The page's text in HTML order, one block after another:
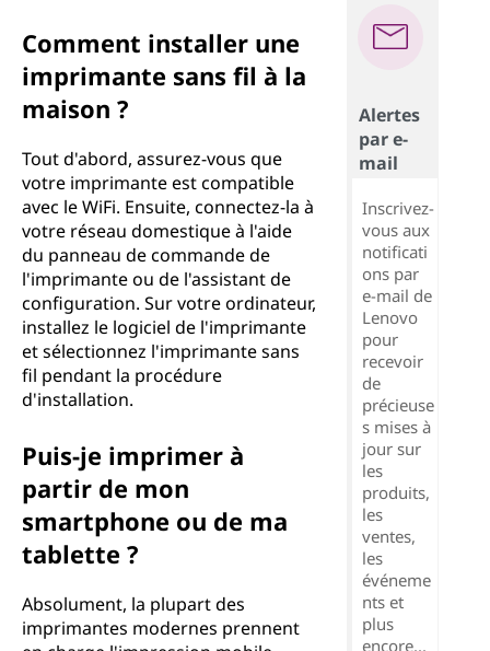
Comment installer une
imprimante sans fil à la
maison ?
Tout d'abord, assurez-vous que
votre imprimante est compatible
avec le WiFi. Ensuite, connectez-la à
votre réseau domestique à l'aide
du panneau de commande de
l'imprimante ou de l'assistant de
configuration. Sur votre ordinateur,
installez le logiciel de l'imprimante
et sélectionnez l'imprimante sans
fil pendant la procédure
d'installation.
Puis-je imprimer à
partir de mon
smartphone ou de ma
tablette ?
Absolument, la plupart des
imprimantes modernes prennent
Alertes
par e-
mail
Inscrivez-
vous aux
notificati
ons par
e-mail de
Lenovo
pour
recevoir
de
précieuse
s mises à
jour sur
les
produits,
les
ventes,
les
événeme
nts et
plus
encore...